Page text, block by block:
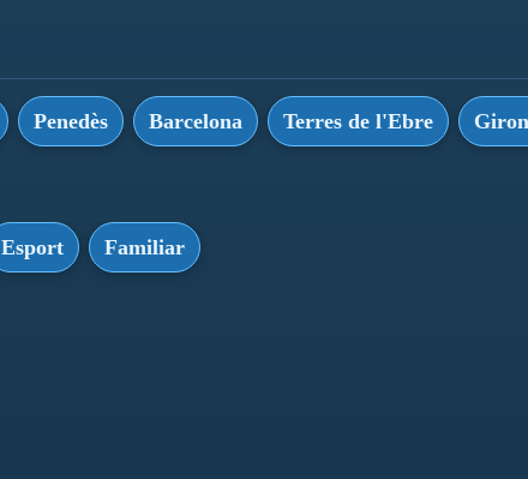
Penedès Barcelona Terres de l'Ebre
Esport Familiar